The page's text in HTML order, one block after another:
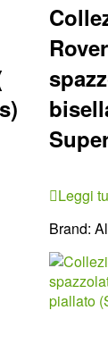
Leggi
Brand: